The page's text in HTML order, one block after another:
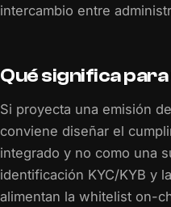
intercambio entre
Qué significa
Si proyecta una emisión
conviene diseñar el
integrado y no como una
identificación KYC/KYB y
alimentan la whitelist on-